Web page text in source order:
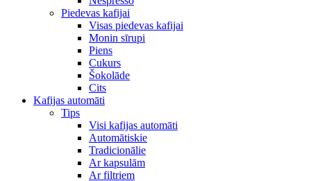
Piedevas kafijai
Visas piedevas kafijai
Monin sīrupi
Piens
Cukurs
Šokolāde
Cits
Kafijas automāti
Tips
Visi kafijas automāti
Automātiskie
Tradicionālie
Ar kapsulām
Ar filtriem